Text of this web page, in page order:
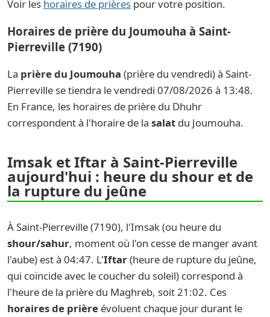
Voir les horaires de prières pour votre position.
Horaires de prière du Joumouha à Saint-
Pierreville (7190)
La prière du Joumouha (prière du vendredi) à Saint-
Pierreville se tiendra le vendredi 07/08/2026 à 13:48.
En France, les horaires de prière du Dhuhr
correspondent à l'horaire de la salat du Joumouha.
Imsak et Iftar à Saint-Pierreville
aujourd'hui : heure du shour et de
la rupture du jeûne
À Saint-Pierreville (7190), l'Imsak (ou heure du
shour/sahur, moment où l'on cesse de manger avant
l'aube) est à 04:47. L'Iftar(heure de rupture du jeûne,
qui coïncide avec le coucher du soleil) correspond à
l'heure de la prière du Maghreb, soit 21:02. Ces
horaires de prière évoluent chaque jour durant le